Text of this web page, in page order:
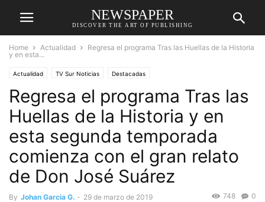
NEWSPAPER
DISCOVER THE ART OF PUBLISHING
Home Actualidad
Regresa el programa Tras las Huellas de la Historia
y en esta...
Actualidad TV Sur Noticias Destacadas
Regresa el programa Tras las
Huellas de la Historia y en
esta segunda temporada
comienza con el gran relato
de Don José Suárez
By Johan Garcia G. - 29 de marzo de 2019 0
748